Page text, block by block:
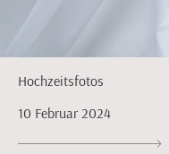
Hochzeitsfotos
10 Februar 2024